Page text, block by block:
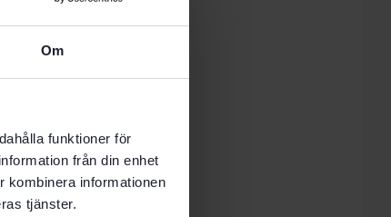
Om
funktioner för
från din enhet
kombinera informationen
tjänster.